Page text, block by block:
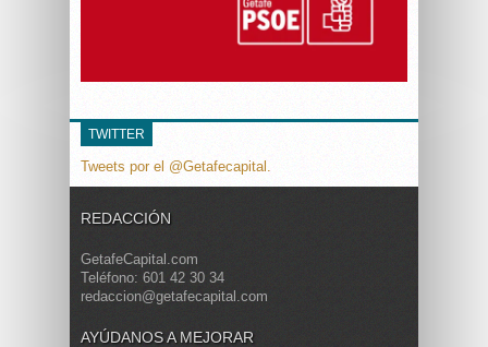
TWITTER
Tweets por el @Getafecapital.
REDACCIÓN
GetafeCapital.com
Teléfono: 601 42 30 34
redaccion@getafecapital.com
AYÚDANOS A MEJORAR